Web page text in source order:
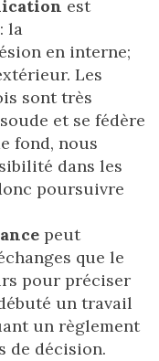
est
la
en interne;
Les
sont très
et se fédère
fond, nous
dans les
poursuivre
peut
que le
pour préciser
un travail
un règlement
de décision.